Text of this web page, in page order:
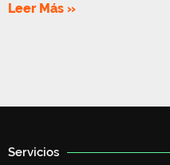
Leer Más »
Servicios